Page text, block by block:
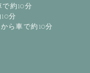
約10分
分
ら車で約10分